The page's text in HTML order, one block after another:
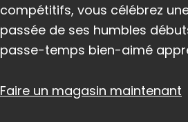
compétitifs, vous célébrez
passée de ses humbles
passe-temps bien-aimé
Faire un magasin maintenant